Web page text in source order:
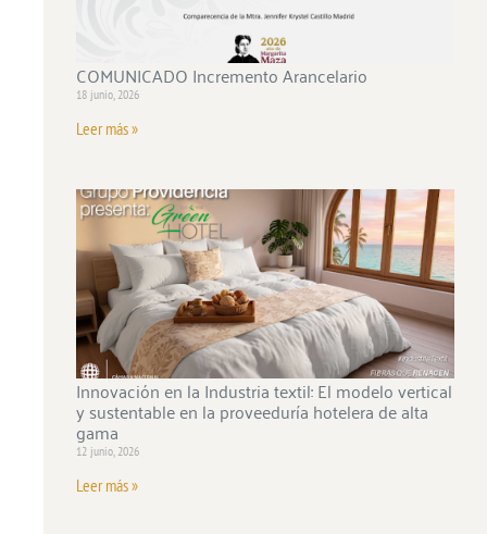
COMUNICADO Incremento Arancelario
18 junio, 2026
Leer más »
Innovación en la Industria textil: El modelo vertical
y sustentable en la proveeduría hotelera de alta
gama
12 junio, 2026
Leer más »